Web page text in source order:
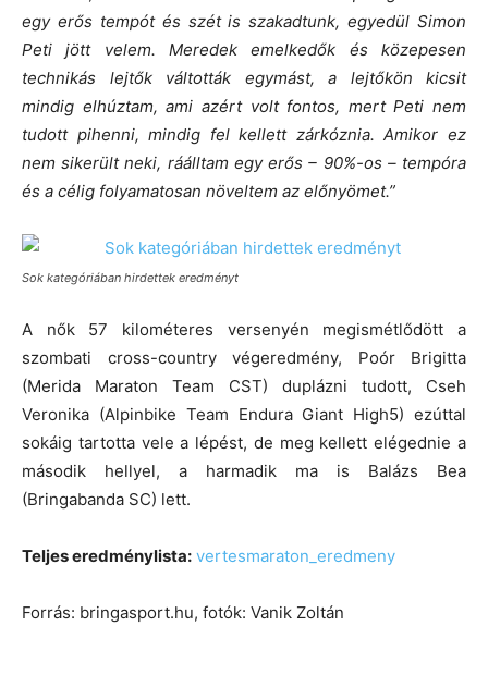
egy erős tempót és szét is szakadtunk, egyedül Simon
Peti jött velem. Meredek emelkedők és közepesen
technikás lejtők váltották egymást, a lejtőkön kicsit
mindig elhúztam, ami azért volt fontos, mert Peti nem
tudott pihenni, mindig fel kellett zárkóznia. Amikor ez
nem sikerült neki, ráálltam egy erős – 90%-os – tempóra
és a célig folyamatosan növeltem az előnyömet.”
Sok kategóriában hirdettek eredményt
A nők 57 kilométeres versenyén megismétlődött a
szombati cross-country végeredmény, Poór Brigitta
(Merida Maraton Team CST) duplázni tudott, Cseh
Veronika (Alpinbike Team Endura Giant High5) ezúttal
sokáig tartotta vele a lépést, de meg kellett elégednie a
második hellyel, a harmadik ma is Balázs Bea
(Bringabanda SC) lett.
Teljes eredménylista: vertesmaraton_eredmeny
Forrás: bringasport.hu, fotók: Vanik Zoltán